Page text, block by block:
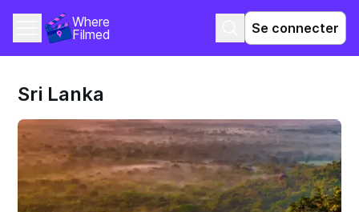
Where
Filmed
Se connecter
Sri Lanka